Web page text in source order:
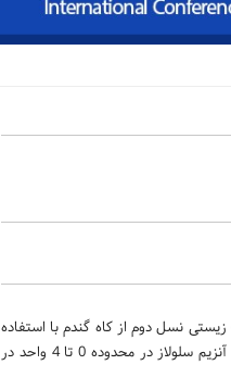
نسل دوم از کاه گندم با استفاده
از رویه ی پاسخ سطحی (RSM) بررسی و بهینه سازی شد. اثرات دو فاکتور غلظت سوبسترا در محدوده20 تا 100 میلی لیتر و میزان آنزیم سلولاز در محدوده 0 تا 4 واحد در